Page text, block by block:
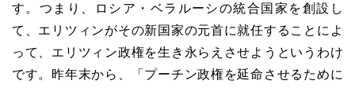
す。つまり、ロシア・ベラルーシの統合国家を創設し
て、エリツィンがその新国家の元首に就任することによ
って、エリツィン政権を生き永らえさせようというわけ
です。昨年末から、「プーチン政権を延命させるために